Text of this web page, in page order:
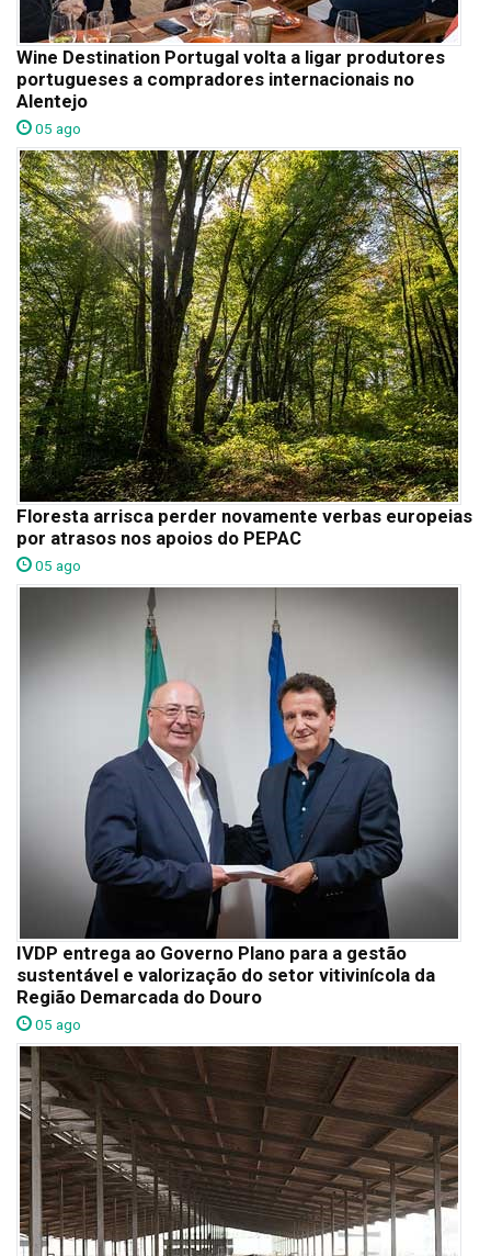
Wine Destination Portugal volta a ligar produtores
portugueses a compradores internacionais no
Alentejo
05 ago
Floresta arrisca perder novamente verbas europeias
por atrasos nos apoios do PEPAC
05 ago
IVDP entrega ao Governo Plano para a gestão
sustentável e valorização do setor vitivinícola da
Região Demarcada do Douro
05 ago